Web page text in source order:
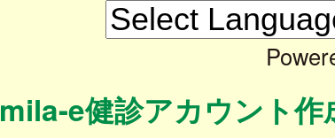
mila-e健診アカウント作